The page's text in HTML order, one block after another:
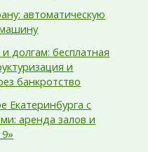
автоматическую
долгам: бесплатная
и
банкротство
Екатеринбурга с
аренда залов и